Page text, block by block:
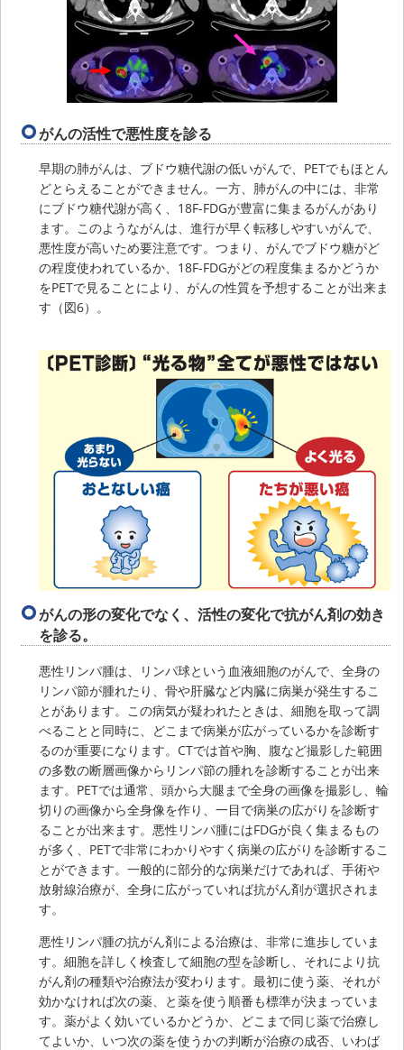
がんの活性で悪性度を診る
早期の肺がんは、ブドウ糖代謝の低いがんで、PETでもほとん
どとらえることができません。一方、肺がんの中には、非常
にブドウ糖代謝が高く、18F-FDGが豊富に集まるがんがあり
ます。このようながんは、進行が早く転移しやすいがんで、
悪性度が高いため要注意です。つまり、がんでブドウ糖がど
の程度使われているか、18F-FDGがどの程度集まるかどうか
をPETで見ることにより、がんの性質を予想することが出来ま
す（図6）。
がんの形の変化でなく、活性の変化で抗がん剤の効き
を診る。
悪性リンパ腫は、リンパ球という血液細胞のがんで、全身の
リンパ節が腫れたり、骨や肝臓など内臓に病巣が発生するこ
とがあります。この病気が疑われたときは、細胞を取って調
べることと同時に、どこまで病巣が広がっているかを診断す
るのが重要になります。CTでは首や胸、腹など撮影した範囲
の多数の断層画像からリンパ節の腫れを診断することが出来
ます。PETでは通常、頭から大腿まで全身の画像を撮影し、輪
切りの画像から全身像を作り、一目で病巣の広がりを診断す
ることが出来ます。悪性リンパ腫にはFDGが良く集まるもの
が多く、PETで非常にわかりやすく病巣の広がりを診断するこ
とができます。一般的に部分的な病巣だけであれば、手術や
放射線治療が、全身に広がっていれば抗がん剤が選択されま
す。
悪性リンパ腫の抗がん剤による治療は、非常に進歩していま
す。細胞を詳しく検査して細胞の型を診断し、それにより抗
がん剤の種類や治療法が変わります。最初に使う薬、それが
効かなければ次の薬、と薬を使う順番も標準が決まっていま
す。薬がよく効いているかどうか、どこまで同じ薬で治療し
てよいか、いつ次の薬を使うかの判断が治療の成否、いわば